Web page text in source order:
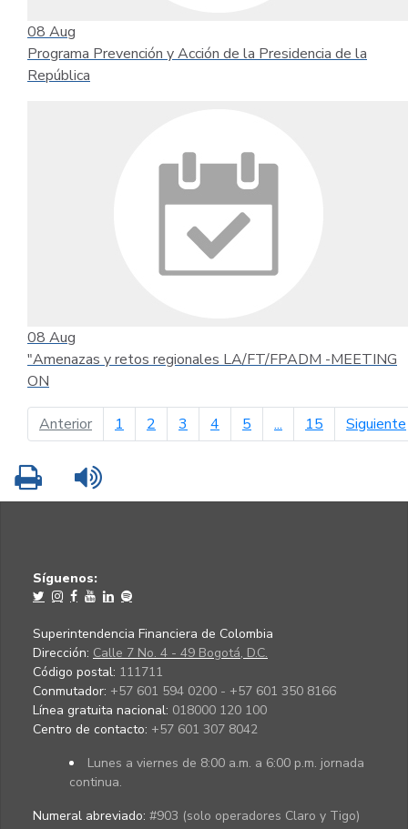
08 Aug
Programa Prevención y Acción de la Presidencia de la
República
08 Aug
"Amenazas y retos regionales LA/FT/FPADM -MEETING
ON
Anteriorpágina anterior
1 2 3 4 5 ... 15 Siguiente
Imprimir
Síguenos:
Superintendencia Financiera de Colombia
Dirección: Calle 7 No. 4 - 49 Bogotá, D.C.
Código postal: 111711
Conmutador: +57 601 594 0200 - +57 601 350 8166
Línea gratuita nacional: 018000 120 100
Centro de contacto: +57 601 307 8042
Lunes a viernes de 8:00 a.m. a 6:00 p.m. jornada
continua.
Numeral abreviado: #903 (solo operadores Claro y Tigo)